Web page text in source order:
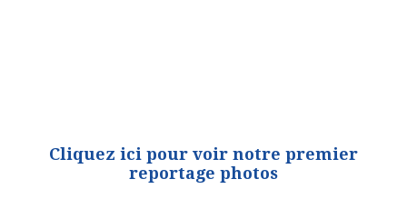
Cliquez ici pour voir notre premier
reportage photos